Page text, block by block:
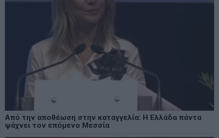
Από την αποθέωση στην καταγγελία: Η Ελλάδα πάντα
ψάχνει τον επόμενο Μεσσία